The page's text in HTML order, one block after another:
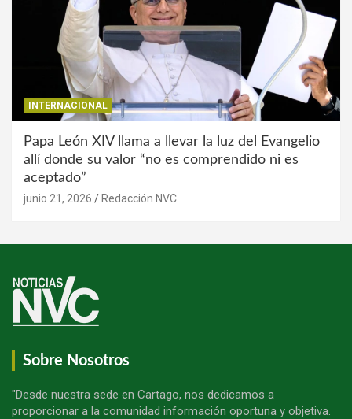
INTERNACIONAL
Papa León XIV llama a llevar la luz del Evangelio
allí donde su valor “no es comprendido ni es
aceptado”
junio 21, 2026 Redacción NVC
Sobre Nosotros
"Desde nuestra sede en Cartago, nos dedicamos a
proporcionar a la comunidad información oportuna y objetiva.